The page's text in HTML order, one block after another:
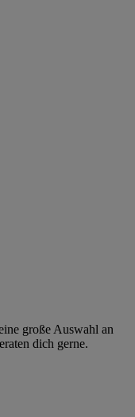
große Auswahl an
dich gerne.